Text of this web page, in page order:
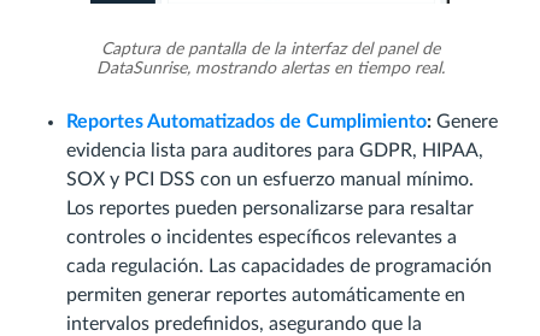
Captura de pantalla de la interfaz del panel de
DataSunrise, mostrando alertas en tiempo real.
Reportes Automatizados de Cumplimiento: Genere
evidencia lista para auditores para GDPR, HIPAA,
SOX y PCI DSS con un esfuerzo manual mínimo.
Los reportes pueden personalizarse para resaltar
controles o incidentes específicos relevantes a
cada regulación. Las capacidades de programación
permiten generar reportes automáticamente en
intervalos predefinidos, asegurando que la